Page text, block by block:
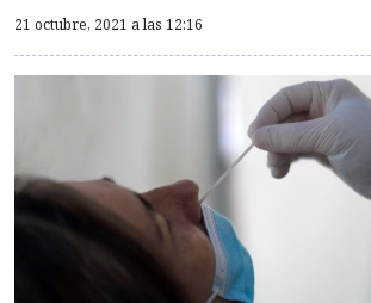
21 octubre, 2021 a las 12:16